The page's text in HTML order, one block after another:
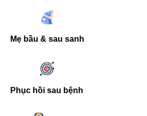
Mẹ bầu & sau sanh
Phục hồi sau bệnh